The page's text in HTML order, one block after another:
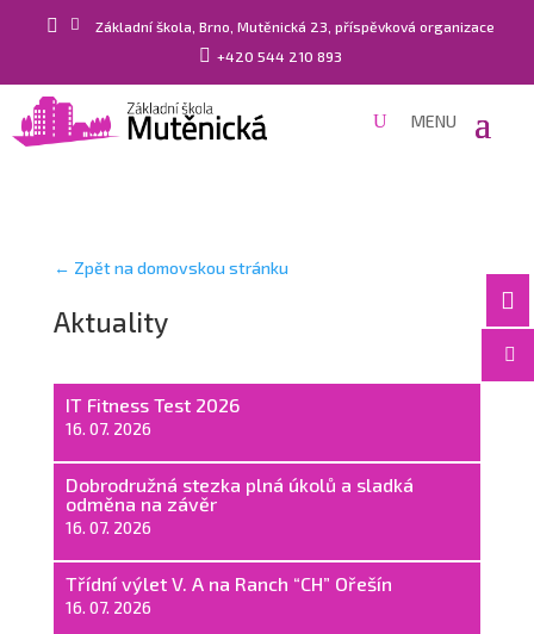
  Základní škola, Brno, Mutěnická 23, příspěvková organizace
 +420 544 210 893


← Zpět na domovskou stránku
Aktuality
IT Fitness Test 2026
16. 07. 2026
Dobrodružná stezka plná úkolů a sladká
odměna na závěr
16. 07. 2026
Třídní výlet V. A na Ranch “CH” Ořešín
16. 07. 2026